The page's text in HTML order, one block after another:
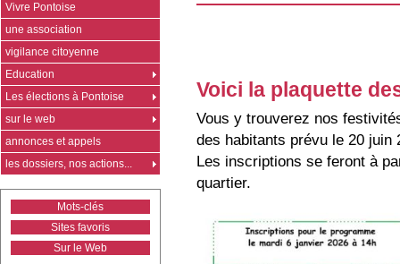
Voici la plaquette
Vous y trouverez nos
des habitants prévu le 20 juin
Les inscriptions se feront à
quartier.
Vivre Pontoise
une association
vigilance citoyenne
Education
Les élections à Pontoise
sur le web
annonces et appels
les dossiers, nos actions...
Mots-clés
Sites favoris
Sur le Web